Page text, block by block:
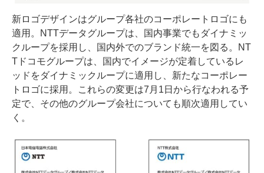
新ロゴデザインはグループ各社のコーポレートロゴにも
適用。NTTデータグループは、国内事業でもダイナミッ
クループを採用し、国内外でのブランド統一を図る。NT
Tドコモグループは、国内でイメージが定着しているレ
ッドをダイナミックループに適用し、新たなコーポレー
トロゴに採用。これらの変更は7月1日から行なわれる予
定で、その他のグループ会社についても順次適用してい
く。